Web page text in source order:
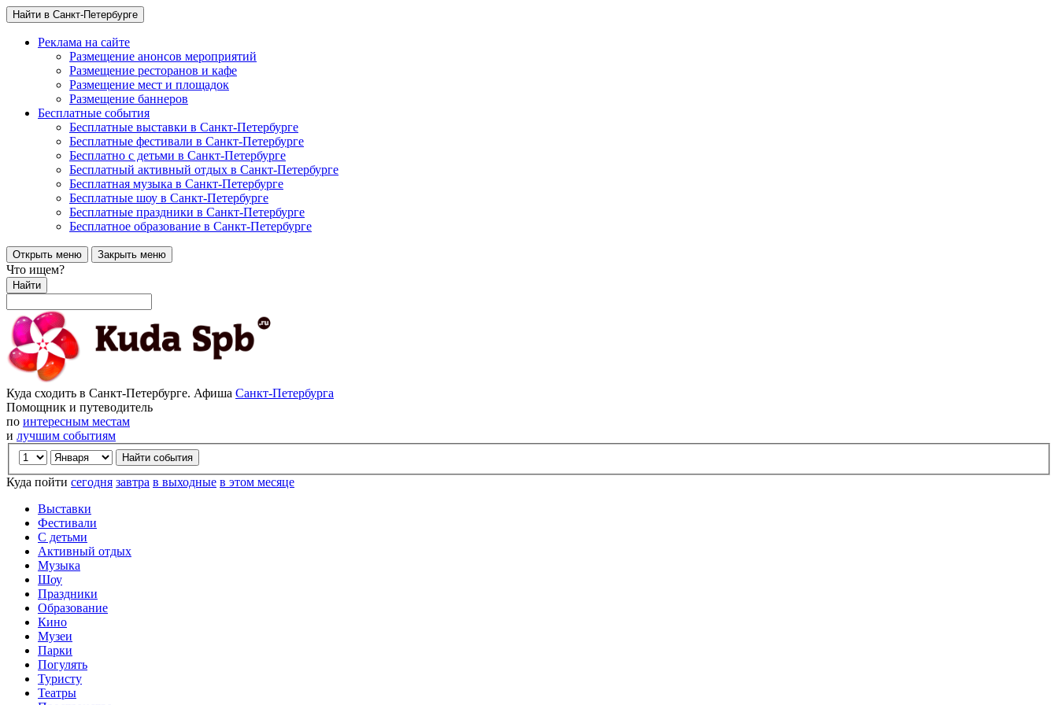
Найти в Санкт-Петербурге
Реклама на сайте
Размещение анонсов мероприятий
Размещение ресторанов и кафе
Размещение мест и площадок
Размещение баннеров
Бесплатные события
Бесплатные выставки в Санкт-Петербурге
Бесплатные фестивали в Санкт-Петербурге
Бесплатно с детьми в Санкт-Петербурге
Бесплатный активный отдых в Санкт-Петербурге
Бесплатная музыка в Санкт-Петербурге
Бесплатные шоу в Санкт-Петербурге
Бесплатные праздники в Санкт-Петербурге
Бесплатное образование в Санкт-Петербурге
Открыть меню Закрыть меню
Что ищем?
Найти
Куда сходить в Санкт-Петербурге. Афиша Санкт-Петербурга
Помощник и путеводитель
по интересным местам
и лучшим событиям
Куда пойти сегодня завтра в выходные в этом месяце
Выставки
Фестивали
С детьми
Активный отдых
Музыка
Шоу
Праздники
Образование
Кино
Музеи
Парки
Погулять
Туристу
Театры